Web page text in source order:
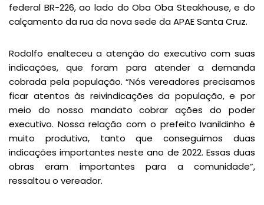
federal BR-226, ao lado do Oba Oba Steakhouse, e do
calçamento da rua da nova sede da APAE Santa Cruz.
Rodolfo enalteceu a atenção do executivo com suas
indicações, que foram para atender a demanda
cobrada pela população. “Nós vereadores precisamos
ficar atentos às reivindicações da população, e por
meio do nosso mandato cobrar ações do poder
executivo. Nossa relação com o prefeito Ivanildinho é
muito produtiva, tanto que conseguimos duas
indicações importantes neste ano de 2022. Essas duas
obras eram importantes para a comunidade”,
ressaltou o vereador.